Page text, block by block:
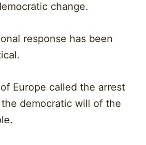
change.
response has been
Europe called the arrest
democratic will of the